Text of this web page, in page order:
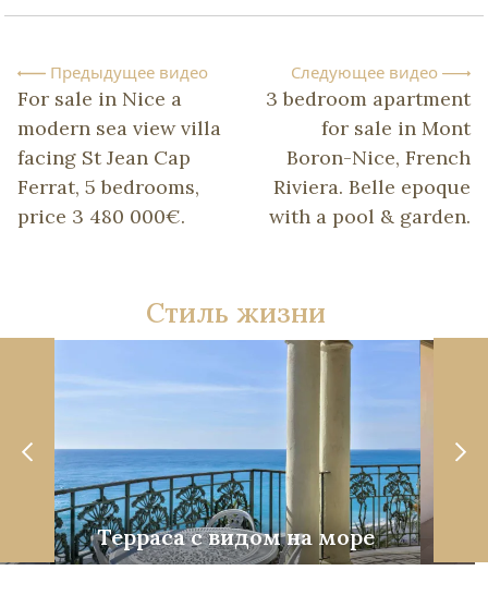
Предыдущее видео
For sale in Nice a
modern sea view villa
facing St Jean Cap
Ferrat, 5 bedrooms,
price 3 480 000€.
Следующее видео
3 bedroom apartment
for sale in Mont
Boron-Nice, French
Riviera. Belle epoque
with a pool & garden.
Стиль жизни
Терраса с видом на море